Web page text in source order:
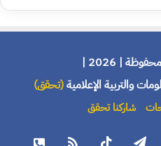
| 2026 |
والتربية الإعلامية(تحقق)
شاركنا تحقق